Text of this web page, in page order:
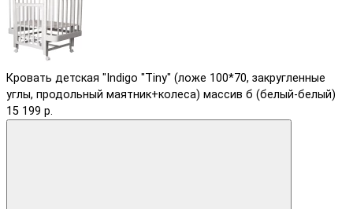
Кровать детская "Indigo "Tiny" (ложе 100*70, закругленные
углы, продольный маятник+колеса) массив б (белый-белый)
15 199 р.